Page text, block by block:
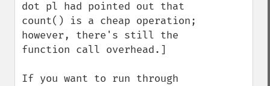
dot pl had pointed out that
count() is a cheap operation;
however, there's still the
function call overhead.]
If you want to run through